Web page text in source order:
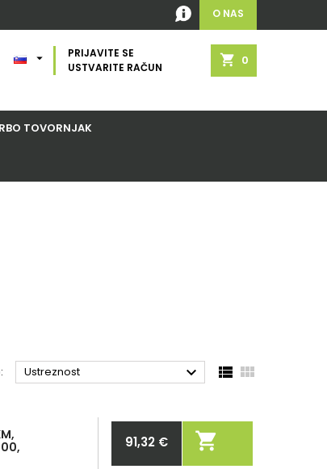
O NAS
shopping_cart 0
PRIJAVITE SE
USTVARITE RAČUN

TOVORNJAK
Ustreznost   
Cena
91,32 € 